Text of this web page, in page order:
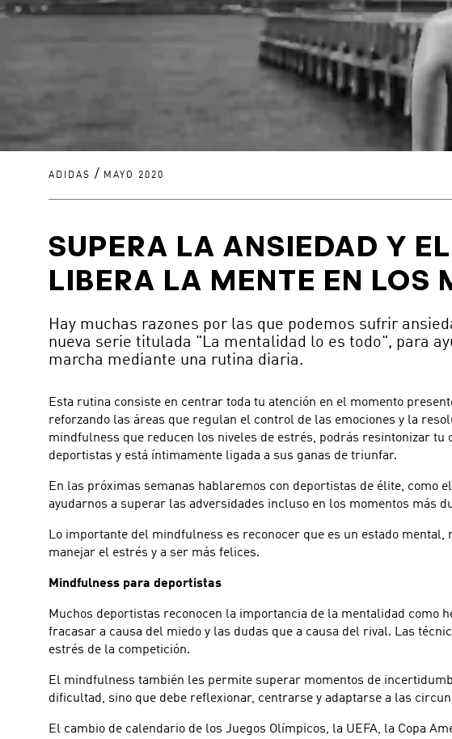
ADIDAS / MAYO 2020
SUPERA LA ANSIEDAD Y
LIBERA LA MENTE EN LOS
Hay muchas razones por las que podemos sufrir
nueva serie titulada "La mentalidad lo es todo", para
marcha mediante una rutina diaria.
Esta rutina consiste en centrar toda tu atención en el momento
reforzando las áreas que regulan el control de las emociones y la
mindfulness que reducen los niveles de estrés, podrás resintonizar
deportistas y está íntimamente ligada a sus ganas de triunfar.
En las próximas semanas hablaremos con deportistas de élite, como
ayudarnos a superar las adversidades incluso en los momentos más
Lo importante del mindfulness es reconocer que es un estado mental,
manejar el estrés y a ser más felices.
Mindfulness para deportistas
Muchos deportistas reconocen la importancia de la mentalidad como
fracasar a causa del miedo y las dudas que a causa del rival. Las
estrés de la competición.
El mindfulness también les permite superar momentos de
dificultad, sino que debe reflexionar, centrarse y adaptarse a las
El cambio de calendario de los Juegos Olímpicos, la UEFA, la Copa